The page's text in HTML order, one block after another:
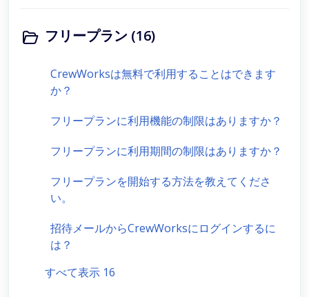
フリープラン (16)
CrewWorksは無料で利用することはできます
か？
フリープランに利用機能の制限はありますか？
フリープランに利用期間の制限はありますか？
フリープランを開始する方法を教えてくださ
い。
招待メールからCrewWorksにログインするに
は？
すべて表示 16